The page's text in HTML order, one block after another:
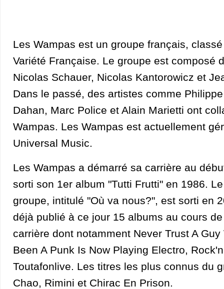
Les Wampas est un groupe français,
Variété Française. Le groupe est composé
Nicolas Schauer, Nicolas Kantorowicz et
Dans le passé, des artistes comme
Dahan, Marc Police et Alain Marietti ont
Wampas. Les Wampas est actuellement
Universal Music.
Les Wampas a démarré sa carrière au
sorti son 1er album "Tutti Frutti" en 1986.
groupe, intitulé "Où va nous?", est sorti en
déjà publié à ce jour 15 albums au cours
carrière dont notamment Never Trust A
Been A Punk Is Now Playing Electro,
Toutafonlive. Les titres les plus connus du
Chao, Rimini et Chirac En Prison.